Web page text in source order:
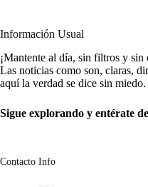
Información Usual
¡Mantente al día, sin filtros y sin
Las noticias como son, claras,
aquí la verdad se dice sin miedo.
Sigue explorando y entérate
Contacto Info